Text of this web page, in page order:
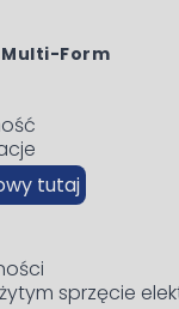
Form
tutaj
sprzęcie